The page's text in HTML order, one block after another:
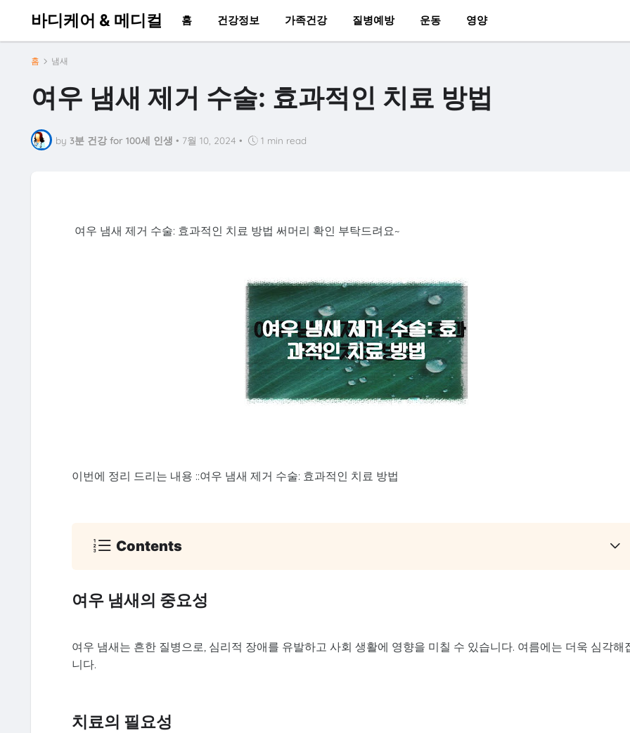
바디케어 & 메디컬 홈 건강정보 가족건강 질병예방 운동 영양
홈 냄새
여우 냄새 제거 수술: 효과적인 치료 방법
by 3분 건강 for 100세 인생 • 7월 10, 2024 • 1 min read
여우 냄새 제거 수술: 효과적인 치료 방법 써머리 확인 부탁드려요~
이번에 정리 드리는 내용 ::여우 냄새 제거 수술: 효과적인 치료 방법
Contents
여우 냄새의 중요성
여우 냄새는 흔한 질병으로, 심리적 장애를 유발하고 사회 생활에 영향을 미칠 수 있습니다. 여름에는 더욱 심각해
니다.
치료의 필요성